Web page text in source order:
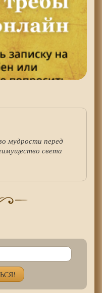
мудрости перед
света